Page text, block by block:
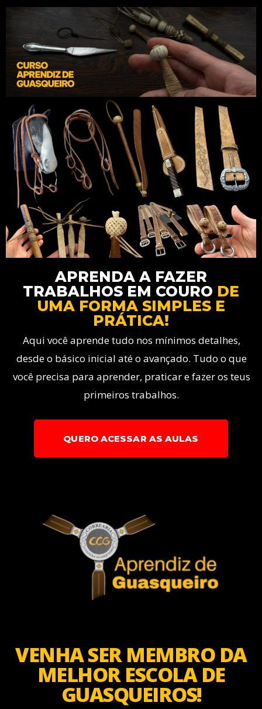
APRENDA A FAZER
TRABALHOS EM COURO DE
UMA FORMA SIMPLES E
PRÁTICA!
Aqui você aprende tudo nos mínimos detalhes,
desde o básico inicial até o avançado. Tudo o que
você precisa para aprender, praticar e fazer os teus
primeiros trabalhos.
QUERO ACESSAR AS AULAS
VENHA SER MEMBRO DA
MELHOR ESCOLA DE
GUASQUEIROS!